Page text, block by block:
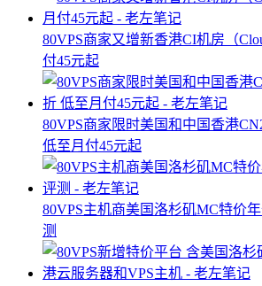
80VPS商家又增新香港CI机房（
付45元起
80VPS商家限时美国和中国香港
低至月付45元起
80VPS主机商美国洛杉矶MC特价
测